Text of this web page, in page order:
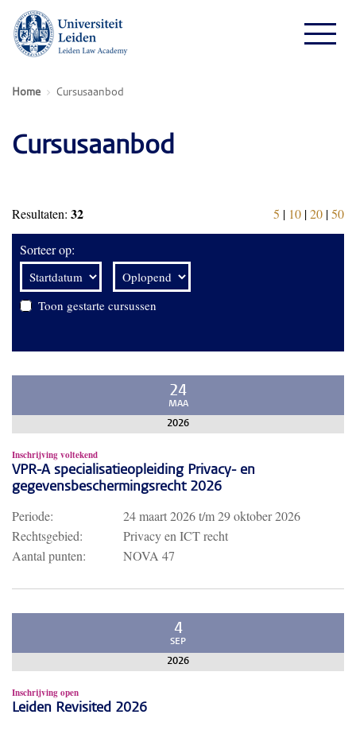
Home Cursusaanbod
Cursusaanbod
Resultaten: 32 5 | 10 |20 |50
Sorteer op:
Toon gestarte cursussen
24
MAA
2026
Inschrijving voltekend
VPR-A specialisatieopleiding Privacy- en
gegevensbeschermingsrecht 2026
Periode: 24 maart 2026t/m29 oktober 2026
Rechtsgebied:
Privacy en ICT recht
Aantal punten:
NOVA 47
4
SEP
2026
Inschrijving open
Leiden Revisited 2026